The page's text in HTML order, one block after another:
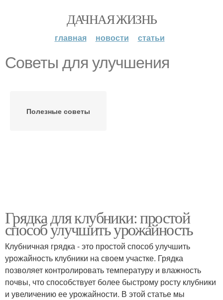
ДАЧНАЯ ЖИЗНЬ
главная новости статьи
Советы для улучшения
Полезные советы
Грядка для клубники: простой
способ улучшить урожайность
Клубничная грядка - это простой способ улучшить
урожайность клубники на своем участке. Грядка
позволяет контролировать температуру и влажность
почвы, что способствует более быстрому росту клубники
и увеличению ее урожайности. В этой статье мы